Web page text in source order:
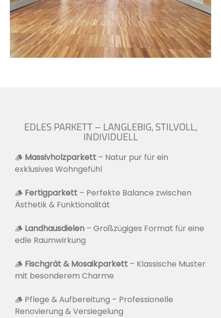
EDLES PARKETT – LANGLEBIG, STILVOLL,
INDIVIDUELL
🪵 Massivholzparkett – Natur pur für ein
exklusives Wohngefühl
🪵 Fertigparkett – Perfekte Balance zwischen
Ästhetik & Funktionalität
🪵 Landhausdielen – Großzügiges Format für eine
edle Raumwirkung
🪵 Fischgrät & Mosaikparkett – Klassische Muster
mit besonderem Charme
🪵 Pflege & Aufbereitung – Professionelle
Renovierung & Versiegelung